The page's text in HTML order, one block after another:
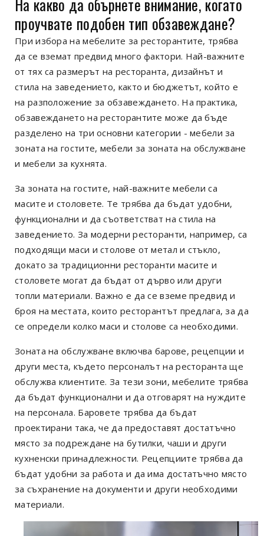
проучвате подобен тип обзавеждане?
При избора на мебелите за ресторантите, трябва
да се вземат предвид много фактори. Най-важните
от тях са размерът на ресторанта, дизайнът и
стила на заведението, както и бюджетът, който е
на разположение за обзавеждането. На практика,
обзавеждането на ресторантите може да бъде
разделено на три основни категории - мебели за
зоната на гостите, мебели за зоната на обслужване
и мебели за кухнята.
За зоната на гостите, най-важните мебели са
масите и столовете. Те трябва да бъдат удобни,
функционални и да съответстват на стила на
заведението. За модерни ресторанти, например, са
подходящи маси и столове от метал и стъкло,
докато за традиционни ресторанти масите и
столовете могат да бъдат от дърво или други
топли материали. Важно е да се вземе предвид и
броя на местата, които ресторантът предлага, за да
се определи колко маси и столове са необходими.
Зоната на обслужване включва барове, рецепции и
други места, където персоналът на ресторанта ще
обслужва клиентите. За тези зони, мебелите трябва
да бъдат функционални и да отговарят на нуждите
на персонала. Баровете трябва да бъдат
проектирани така, че да предоставят достатъчно
място за подреждане на бутилки, чаши и други
кухненски принадлежности. Рецепциите трябва да
бъдат удобни за работа и да има достатъчно място
за съхранение на документи и други необходими
материали.